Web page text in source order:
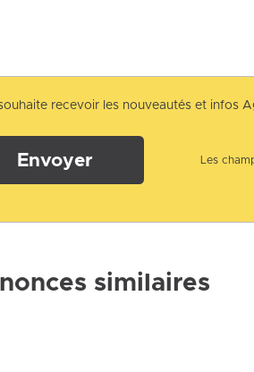
recevoir les nouveautés et infos
Envoyer Les
similaires